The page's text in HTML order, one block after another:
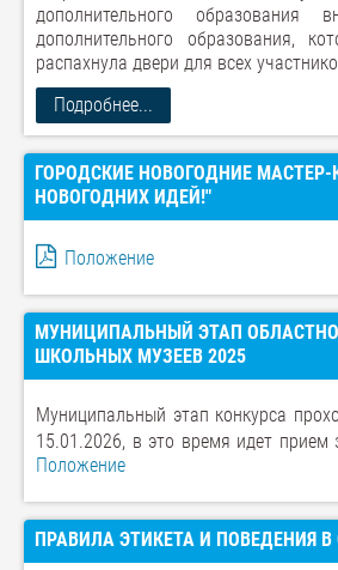
дополнительного образования
дополнительного образования,
распахнула двери для всех
Подробнее...
ГОРОДСКИЕ НОВОГОДНИЕ
НОВОГОДНИХ ИДЕЙ!"
Положение
МУНИЦИПАЛЬНЫЙ ЭТАП
ШКОЛЬНЫХ МУЗЕЕВ 2025
Муниципальный этап конкурса
15.01.2026, в это время идет прием
Положение
ПРАВИЛА ЭТИКЕТА И ПОВЕДЕНИЯ В